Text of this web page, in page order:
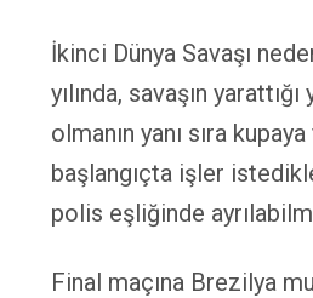
İkinci Dünya Savaşı
yılında, savaşın
olmanın yanı sıra
başlangıçta işler
polis eşliğinde
Final maçına Brezilya